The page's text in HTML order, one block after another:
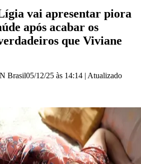
vai apresentar piora
após acabar os
que Viviane
Brasil05/12/25 às 14:14 | Atualizado